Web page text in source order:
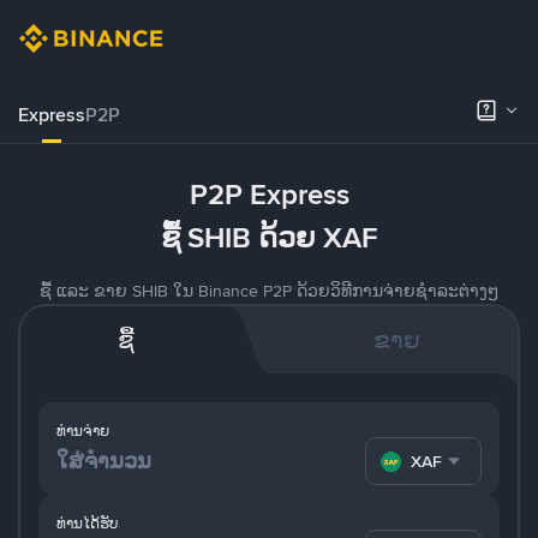
ExpressP2P
P2P Express
ຊື້ SHIB ດ້ວຍ XAF
ຊື້ ແລະ ຂາຍ SHIB ໃນ Binance P2P ດ້ວຍວິທີການຈ່າຍຊຳລະຕ່າງໆ
ຊື້ ຂາຍ
ທ່ານຈ່າຍ
XAF
ທ່ານໄດ້ຮັບ